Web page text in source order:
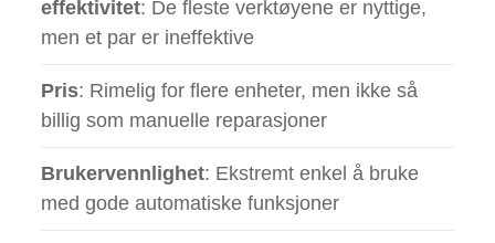
effektivitet: De fleste verktøyene er nyttige,
men et par er ineffektive
Pris: Rimelig for flere enheter, men ikke så
billig som manuelle reparasjoner
Brukervennlighet: Ekstremt enkel å bruke
med gode automatiske funksjoner